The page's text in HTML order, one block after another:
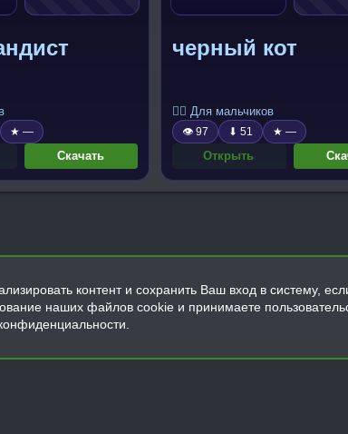
★ —
Скачать
черный кот
🧍‍♂️ Для мальчиков
👁 97 ⬇ 51 ★ —
Открыть
контент и сохранить Ваш вход в систему,
наших файлов cookie и принимаете